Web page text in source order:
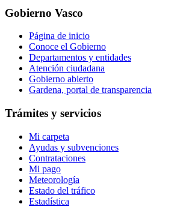
Gobierno Vasco
Página de inicio
Conoce el Gobierno
Departamentos y entidades
Atención ciudadana
Gobierno abierto
Gardena, portal de transparencia
Trámites y servicios
Mi carpeta
Ayudas y subvenciones
Contrataciones
Mi pago
Meteorología
Estado del tráfico
Estadística